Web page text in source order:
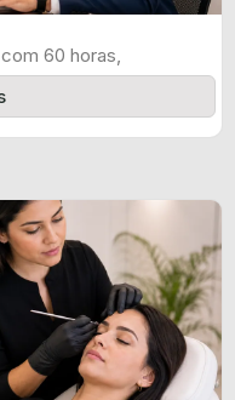
60 horas,
e ...